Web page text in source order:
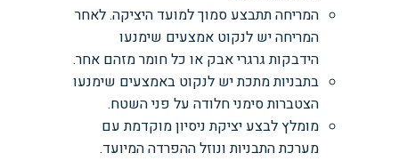
המריחה תתבצע סמוך למועד היציקה. לאחר
המריחה יש לנקוט אמצעים שימנעו
הידבקות גרגרי אבק או כל חומר מזהם אחר.
בתבניות מתכת יש לנקוט באמצעים שימנעו
הצטברות סימני חלודה על פני השטח.
מומלץ לבצע יציקת ניסיון מוקדמת עם
מערכת התבניות ונוזל ההפרדה המיועד.